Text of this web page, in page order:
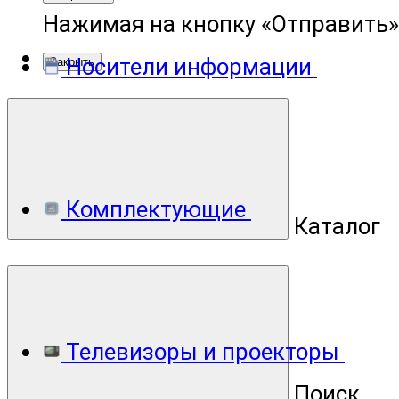
Нажимая на кнопку
Закрыть
Каталог
Носители информации
Комплектующие
Телевизоры и проекторы